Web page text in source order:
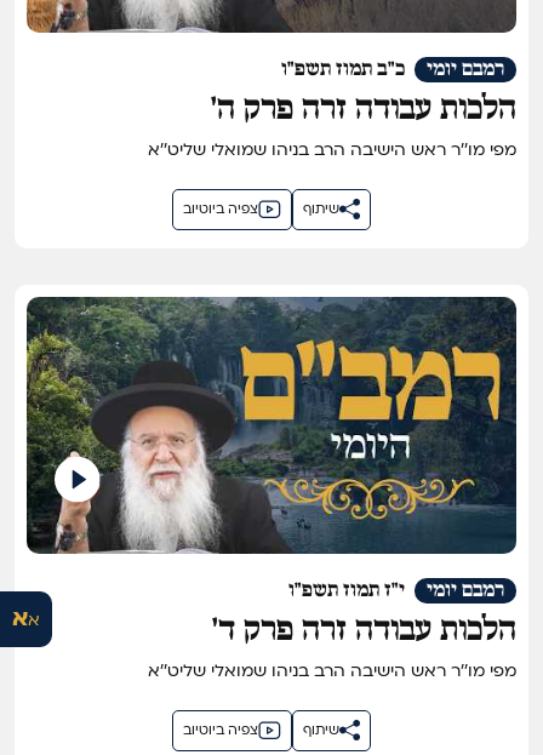
אא
כ"ב תמוז תשפ"ו רמבם יומי
הלכות עבודה זרה פרק ה'
מפי מו''ר ראש הישיבה הרב בניהו שמואלי שליט''א
צפיה ביוטיוב שיתוף
י"ז תמוז תשפ"ו רמבם יומי
הלכות עבודה זרה פרק ד'
מפי מו''ר ראש הישיבה הרב בניהו שמואלי שליט''א
צפיה ביוטיוב שיתוף